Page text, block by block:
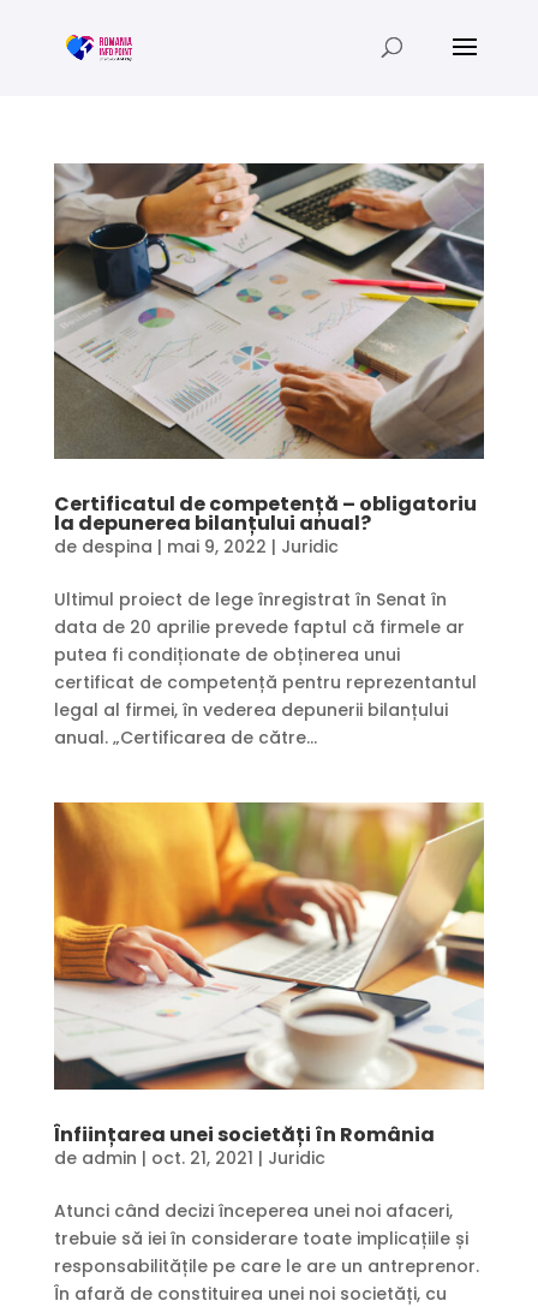
Certificatul de competență – obligatoriu
la depunerea bilanțului anual?
de despina | mai 9, 2022 | Juridic
Ultimul proiect de lege înregistrat în Senat în
data de 20 aprilie prevede faptul că firmele ar
putea fi condiționate de obținerea unui
certificat de competență pentru reprezentantul
legal al firmei, în vederea depunerii bilanțului
anual. „Certificarea de către...
Înființarea unei societăți în România
de admin | oct. 21, 2021 | Juridic
Atunci când decizi începerea unei noi afaceri,
trebuie să iei în considerare toate implicațiile și
responsabilitățile pe care le are un antreprenor.
În afară de constituirea unei noi societăți, cu